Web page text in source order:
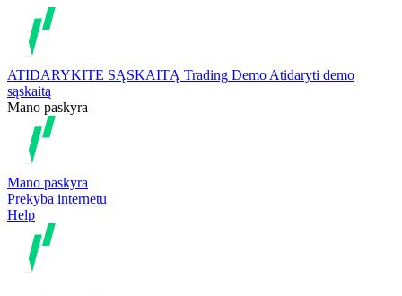
ATIDARYKITE SĄSKAITĄ Trading Demo Atidaryti demo
sąskaitą
Mano paskyra
Mano paskyra
Prekyba internetu
Help